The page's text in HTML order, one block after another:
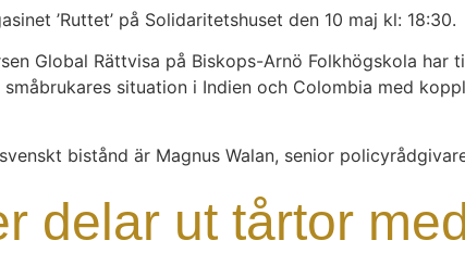
’Ruttet’ på Solidaritetshuset den 10 maj kl: 18:30.
Global Rättvisa på Biskops-Arnö Folkhögskola har
situation i Indien och Colombia med
bistånd är Magnus Walan, senior
delar ut tårtor